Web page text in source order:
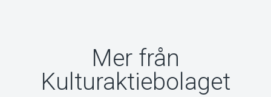
Mer från
Kulturaktiebolaget